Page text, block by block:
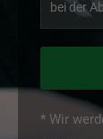
* Wir